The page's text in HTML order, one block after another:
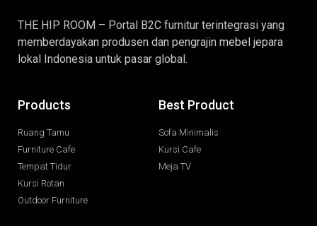
THE HIP ROOM – Portal B2C furnitur terintegrasi yang
memberdayakan produsen dan pengrajin mebel jepara
lokal Indonesia untuk pasar global.
Products
Ruang Tamu
Furniture Cafe
Tempat Tidur
Kursi Rotan
Outdoor Furniture
Best Product
Sofa Minimalis
Kursi Cafe
Meja TV